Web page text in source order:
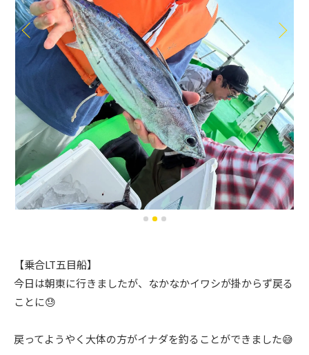
【乗合LT五目船】
今日は朝東に行きましたが、なかなかイワシが掛からず戻る
ことに😓
戻ってようやく大体の方がイナダを釣ることができました😅